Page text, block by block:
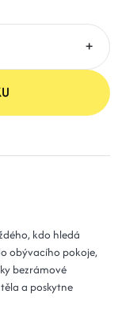
+
kdo hledá
obývacího pokoje,
bezrámové
a poskytne